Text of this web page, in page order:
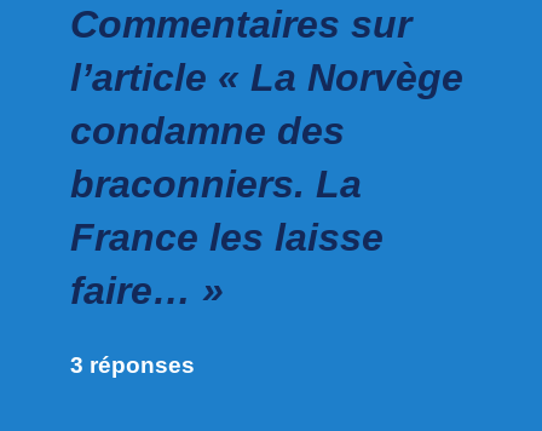
Commentaires sur
l’article « La Norvège
condamne des
braconniers. La
France les laisse
faire… »
3 réponses